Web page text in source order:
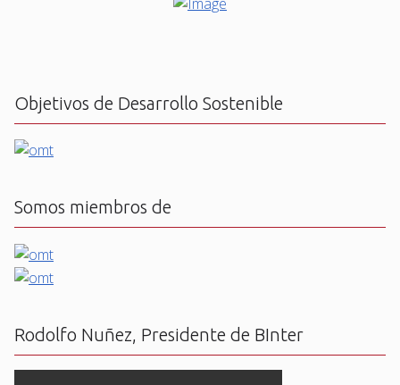
Objetivos de Desarrollo Sostenible
Somos miembros de
Rodolfo Nuñez, Presidente de BInter